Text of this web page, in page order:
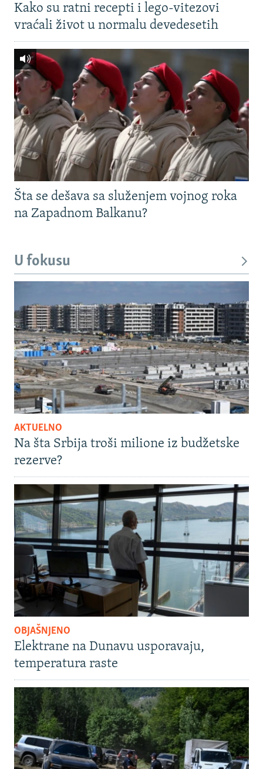
Kako su ratni recepti i lego-vitezovi
vraćali život u normalu devedesetih
Šta se dešava sa služenjem vojnog roka
na Zapadnom Balkanu?
U fokusu
AKTUELNO
Na šta Srbija troši milione iz budžetske
rezerve?
OBJAŠNJENO
Elektrane na Dunavu usporavaju,
temperatura raste